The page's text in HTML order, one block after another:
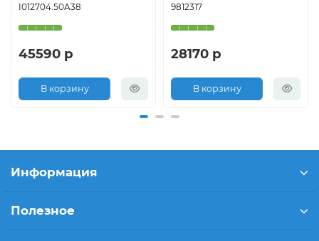
I012704.50A38
45590 р
В корзину
9812317
28170 р
В корзину
Информация
Полезное